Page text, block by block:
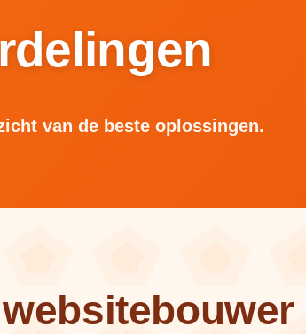
van de beste oplossingen.